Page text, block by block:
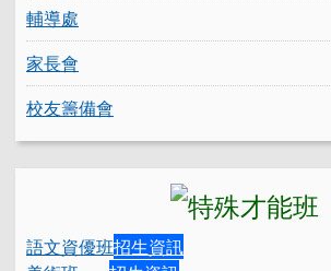
輔導處
家長會
校友籌備會
語文資優班招生資訊